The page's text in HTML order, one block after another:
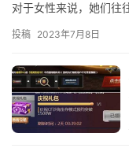
对于女性来说，她们往
又不…
投稿 2023年7月8日